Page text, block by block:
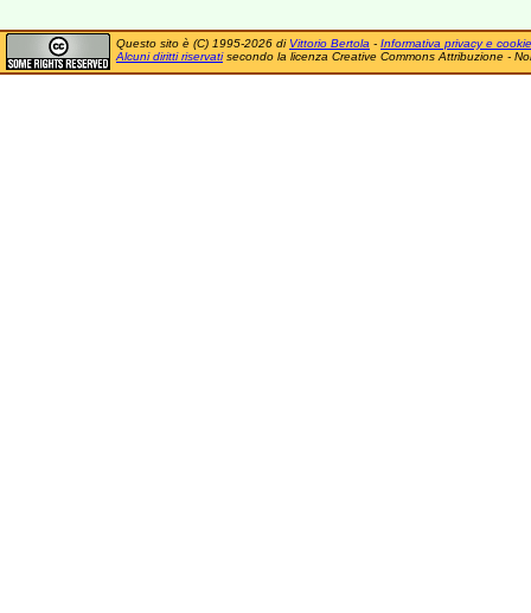
Questo sito è (C) 1995-2026 di Vittorio Bertola - Informativa privacy e cookie
Alcuni diritti riservatisecondo la licenza Creative Commons Attribuzione -